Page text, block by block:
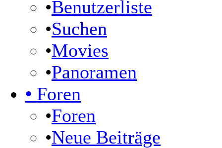
•Benutzerliste
•Suchen
•Movies
•Panoramen
• Foren
•Foren
•Neue Beiträge